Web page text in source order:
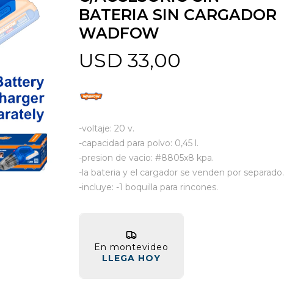
BATERIA SIN CARGADOR
WADFOW
USD 33,00
-voltaje: 20 v.
-capacidad para polvo: 0,45 l.
-presion de vacio: #8805x8 kpa.
-la bateria y el cargador se venden por separado.
-incluye: -1 boquilla para rincones.
En montevideo
LLEGA HOY